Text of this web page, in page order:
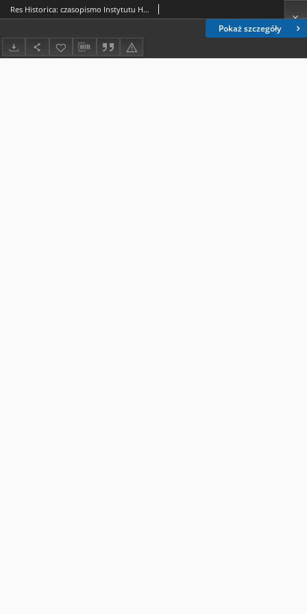
Pokaż szczegóły
Res Historica: czasopismo Instytutu Historii UMCS Nr 59 (2025) - Spis treści